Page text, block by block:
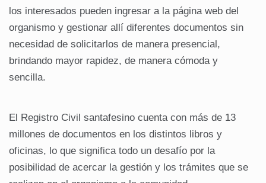
los interesados pueden ingresar a la página web del
organismo y gestionar allí diferentes documentos sin
necesidad de solicitarlos de manera presencial,
brindando mayor rapidez, de manera cómoda y
sencilla.
El Registro Civil santafesino cuenta con más de 13
millones de documentos en los distintos libros y
oficinas, lo que significa todo un desafío por la
posibilidad de acercar la gestión y los trámites que se